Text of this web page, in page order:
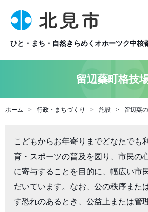
ひと・まち・自然きらめくオホーツク中核
留辺蘂町格技
ホーム 行政・まちづくり 施設 留辺蘂
こどもからお年寄りまでどなたでも
育・スポーツの普及を図り、市民の
に寄与することを目的に、幅広い市
だいています。なお、公の秩序また
す恐れのあるとき、公益上または管